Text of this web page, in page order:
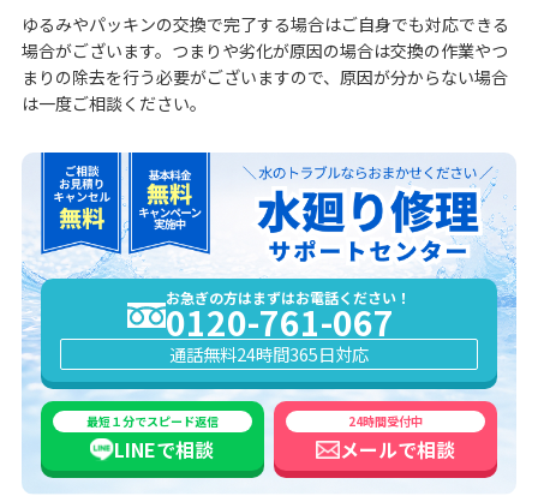
ゆるみやパッキンの交換で完了する場合はご自身でも対応できる
場合がございます。つまりや劣化が原因の場合は交換の作業やつ
まりの除去を行う必要がございますので、原因が分からない場合
は一度ご相談ください。
お急ぎの方はまずはお電話ください！
0120-761-067
通話無料24時間365日対応
最短１分でスピード返信
LINEで相談
24時間受付中
メールで相談